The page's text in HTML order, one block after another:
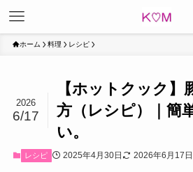
ホーム 料理 レシピ
【ホットクック】
方（レシピ）｜簡
い。
2026
6/17
レシピ 2025年4月30日 2026年6月17日